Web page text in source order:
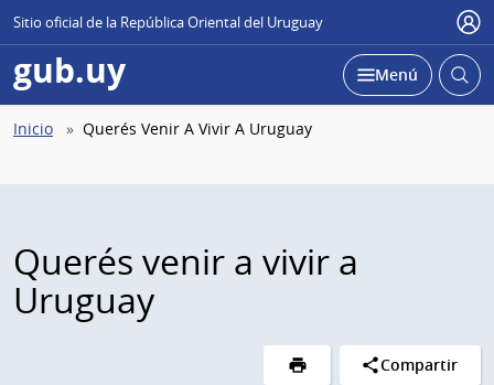
Sitio oficial de la República Oriental del Uruguay
gub.uy Abierta
Desplegar
Menú Abrir
Ruta
Inicio Querés Venir A Vivir A Uruguay
Querés venir a vivir a
Uruguay
Compartir